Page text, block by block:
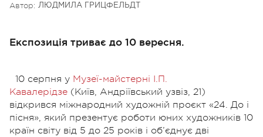
Автор: ЛЮДМИЛА ГРИЦФЕЛЬДТ
Експозиція триває до 10 вересня.
10 серпня у Музеї-майстерні І.П.
Кавалерідзе (Київ, Андріївський узвіз, 21)
відкрився міжнародний художній проєкт «24. До і
пісня», який презентує роботи юних художників 10
країн світу від 5 до 25 років і об’єднує дві